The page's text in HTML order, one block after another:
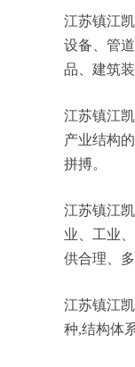
江苏镇江
设备、管
品、建筑
江苏镇江
产业结构
拼搏。
江苏镇江
业、工业
供合理、
江苏镇江
种,结构体